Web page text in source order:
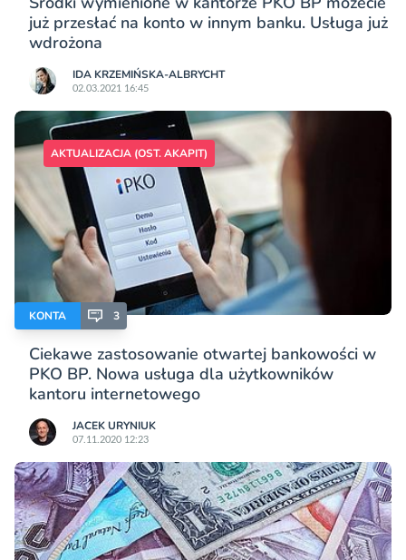
już przesłać na konto w innym banku. Usługa już
wdrożona
IDA KRZEMIŃSKA-ALBRYCHT
02.03.2021 16:45
AKTUALIZACJA (OST. AKAPIT)
KONTA 3
Ciekawe zastosowanie otwartej bankowości w
PKO BP. Nowa usługa dla użytkowników
kantoru internetowego
JACEK URYNIUK
07.11.2020 12:23